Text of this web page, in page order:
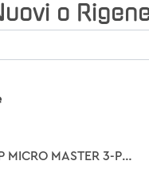
o
SIMOVERT P MICRO MASTER 3-PH. 400/500V 50/60HZ, MM150/3 RATED OUTPUT 1.5KW WEIGHT 4.5KG